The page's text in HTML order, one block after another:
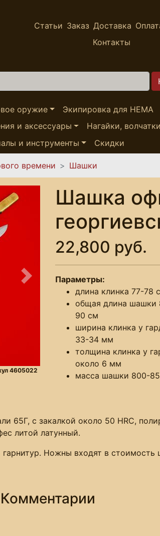
Статьи Заказ Доставка
Контакты
оружие Экипировка для HEMA
и аксессуары Нагайки, волчатки
и инструменты
Скидки
времени Шашки
Следующее
4605022
Шашка
22,800 руб.
Параметры:
длина клинка 77-78
общая длина шашки
90 см
ширина клинка у
33-34 мм
толщина клинка у
около 6 мм
масса шашки 800-
65Г, с закалкой около 50 HRC,
литой латунный.
Ножны входят в стоимость
Комментарии